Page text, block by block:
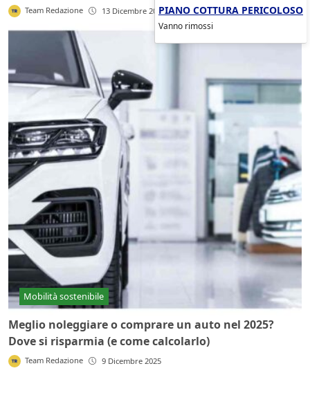
Team Redazione 13 Dicembre 2025
Mobilità sostenibile
Meglio noleggiare o comprare un auto nel 2025?
Dove si risparmia (e come calcolarlo)
Team Redazione 9 Dicembre 2025
PIANO COTTURA PERICOLOSO
Vanno rimossi